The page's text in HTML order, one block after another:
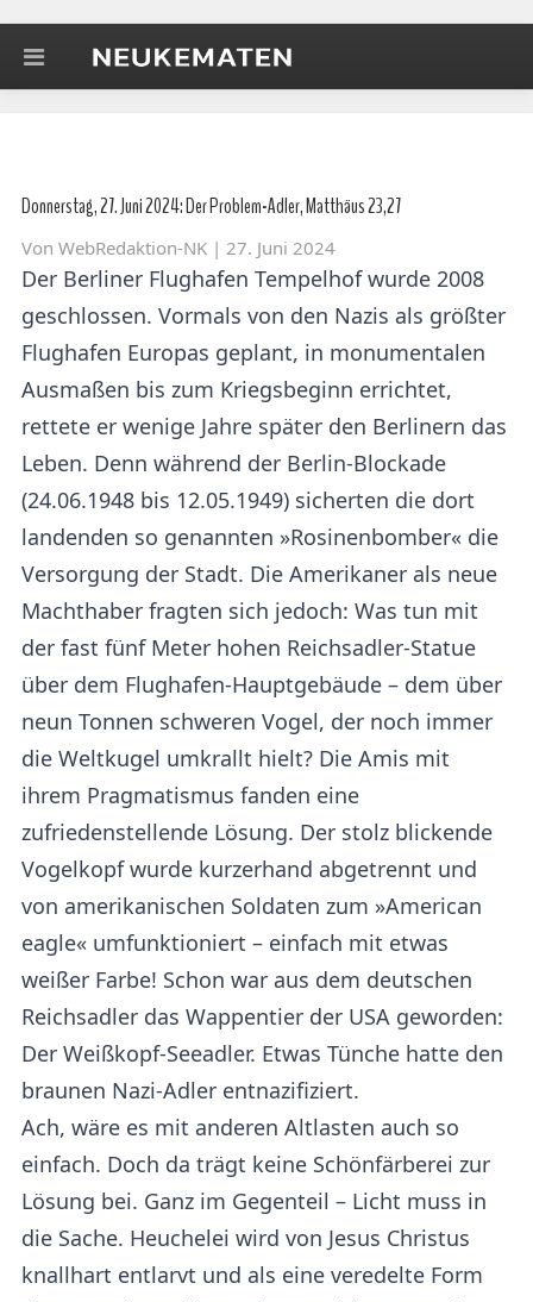
Donnerstag, 27. Juni 2024: Der Problem-Adler, Matthäus 23,27
Von WebRedaktion-NK | 27. Juni 2024
Der Berliner Flughafen Tempelhof wurde 2008
geschlossen. Vormals von den Nazis als größter
Flughafen Europas geplant, in monumentalen
Ausmaßen bis zum Kriegsbeginn errichtet,
rettete er wenige Jahre später den Berlinern das
Leben. Denn während der Berlin-Blockade
(24.06.1948 bis 12.05.1949) sicherten die dort
landenden so genannten »Rosinenbomber« die
Versorgung der Stadt. Die Amerikaner als neue
Machthaber fragten sich jedoch: Was tun mit
der fast fünf Meter hohen Reichsadler-Statue
über dem Flughafen-Hauptgebäude – dem über
neun Tonnen schweren Vogel, der noch immer
die Weltkugel umkrallt hielt? Die Amis mit
ihrem Pragmatismus fanden eine
zufriedenstellende Lösung. Der stolz blickende
Vogelkopf wurde kurzerhand abgetrennt und
von amerikanischen Soldaten zum »American
eagle« umfunktioniert – einfach mit etwas
weißer Farbe! Schon war aus dem deutschen
Reichsadler das Wappentier der USA geworden:
Der Weißkopf-Seeadler. Etwas Tünche hatte den
braunen Nazi-Adler entnazifiziert.
Ach, wäre es mit anderen Altlasten auch so
einfach. Doch da trägt keine Schönfärberei zur
Lösung bei. Ganz im Gegenteil – Licht muss in
die Sache. Heuchelei wird von Jesus Christus
knallhart entlarvt und als eine veredelte Form